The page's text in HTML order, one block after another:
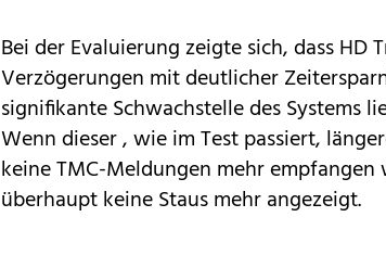
Bei der Evaluierung zeigte sich, dass HD
Verzögerungen mit deutlicher
signifikante Schwachstelle des Systems
Wenn dieser , wie im Test passiert,
keine TMC-Meldungen mehr empfangen
überhaupt keine Staus mehr angezeigt.